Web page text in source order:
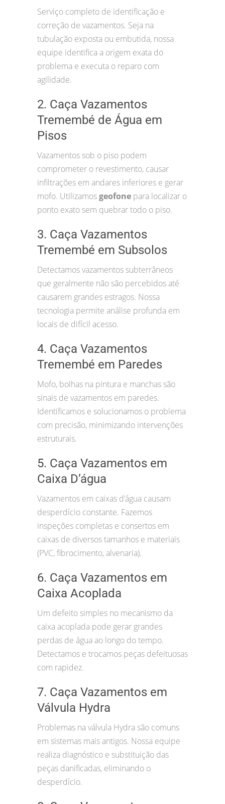
Serviço completo de identificação e
correção de vazamentos. Seja na
tubulação exposta ou embutida, nossa
equipe identifica a origem exata do
problema e executa o reparo com
agilidade.
2. Caça Vazamentos
Tremembé de Água em
Pisos
Vazamentos sob o piso podem
comprometer o revestimento, causar
infiltrações em andares inferiores e gerar
mofo. Utilizamosgeofone para localizar o
ponto exato sem quebrar todo o piso.
3. Caça Vazamentos
Tremembé em Subsolos
Detectamos vazamentos subterrâneos
que geralmente não são percebidos até
causarem grandes estragos. Nossa
tecnologia permite análise profunda em
locais de difícil acesso.
4. Caça Vazamentos
Tremembé em Paredes
Mofo, bolhas na pintura e manchas são
sinais de vazamentos em paredes.
Identificamos e solucionamos o problema
com precisão, minimizando intervenções
estruturais.
5. Caça Vazamentos em
Caixa D’água
Vazamentos em caixas d’água causam
desperdício constante. Fazemos
inspeções completas e consertos em
caixas de diversos tamanhos e materiais
(PVC, fibrocimento, alvenaria).
6. Caça Vazamentos em
Caixa Acoplada
Um defeito simples no mecanismo da
caixa acoplada pode gerar grandes
perdas de água ao longo do tempo.
Detectamos e trocamos peças defeituosas
com rapidez.
7. Caça Vazamentos em
Válvula Hydra
Problemas na válvula Hydra são comuns
em sistemas mais antigos. Nossa equipe
realiza diagnóstico e substituição das
peças danificadas, eliminando o
desperdício.